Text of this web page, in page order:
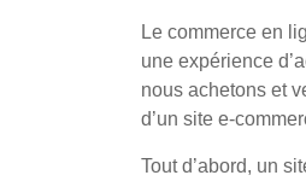
Le commerce en
une expérience
nous achetons et
d’un site e-
Tout d’abord, un